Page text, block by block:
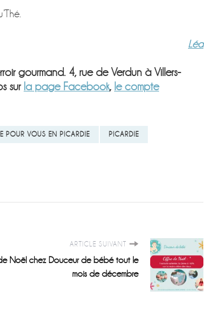
Léa
gourmand. 4, rue de Verdun à Villers-
sur la page Facebook, le compte
POUR VOUS EN PICARDIE PICARDIE
ARTICLE SUIVANT
Noël chez Douceur de bébé tout le
mois de décembre